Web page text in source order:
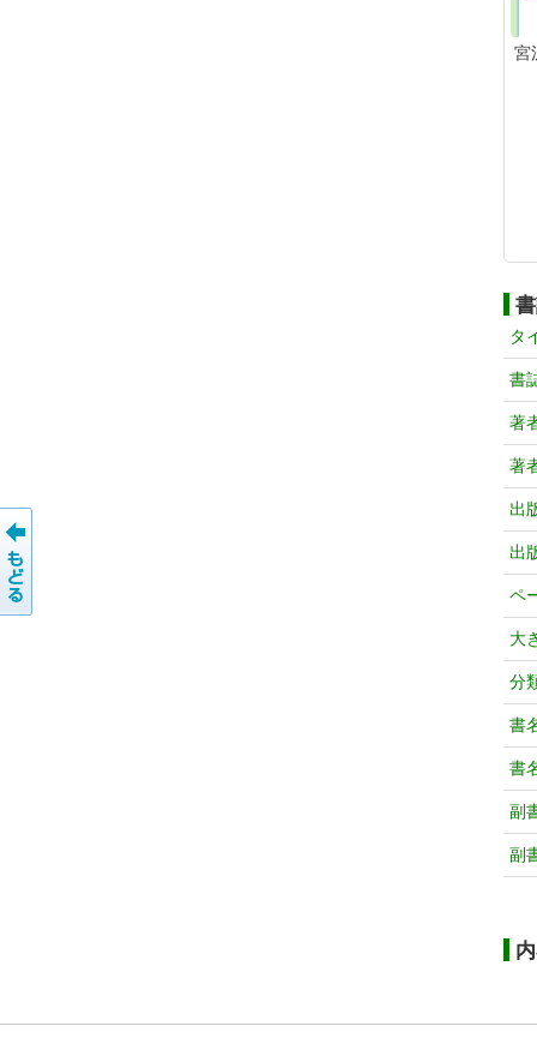
宮
タ
書
著
著
出
出
ペ
大
分
書
書
副
副